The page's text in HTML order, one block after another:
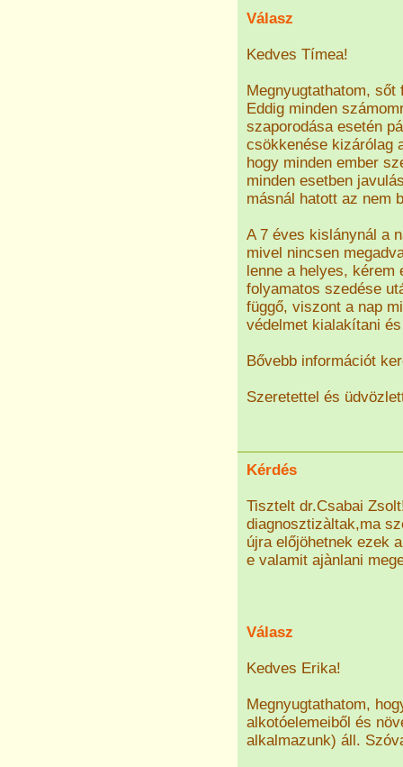
Válasz
Kedves Tímea!
Megnyugtathatom,
Eddig minden
szaporodása esetén
csökkenése kizárólag
hogy minden ember
minden esetben
másnál hatott az nem
A 7 éves kislánynál a
mivel nincsen
lenne a helyes, kérem
folyamatos szedése
függő, viszont a nap
védelmet kialakítani
Bővebb információt
Szeretettel és
Kérdés
Tisztelt dr.Csabai
diagnosztizàltak,ma
újra előjöhetnek ezek
e valamit ajànlani
Válasz
Kedves Erika!
Megnyugtathatom,
alkotóelemeiből és
alkalmazunk) áll.